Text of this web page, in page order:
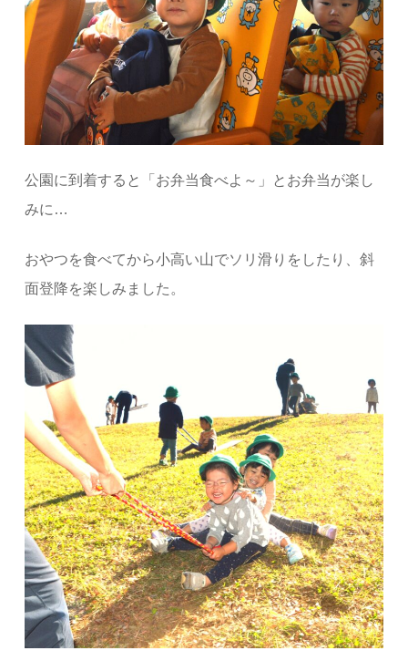
公園に到着すると「お弁当食べよ～」とお弁当が楽し
みに…
おやつを食べてから小高い山でソリ滑りをしたり、斜
面登降を楽しみました。